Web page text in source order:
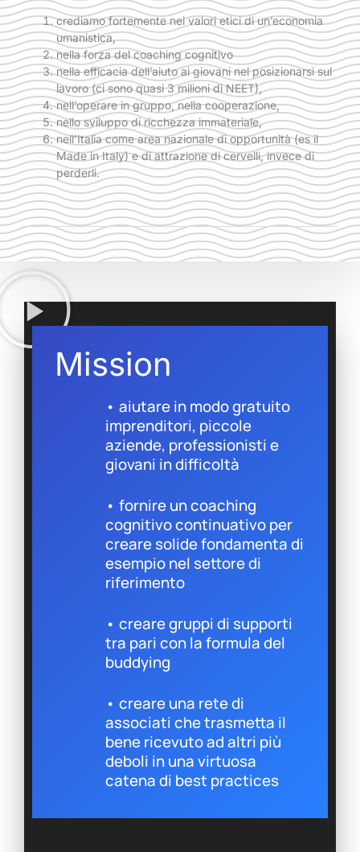
crediamo fortemente nei valori etici di un’economia
umanistica,
nella forza del coaching cognitivo
nella efficacia dell’aiuto ai giovani nel posizionarsi sul
lavoro (ci sono quasi 3 milioni di NEET),
nell’operare in gruppo, nella cooperazione,
nello sviluppo di ricchezza immateriale,
nell’Italia come area nazionale di opportunità (es il
Made in Italy) e di attrazione di cervelli, invece di
perderli.
Mission
• aiutare in modo gratuito
imprenditori, piccole
aziende, professionisti e
giovani in difficoltà
• fornire un coaching
cognitivo continuativo per
creare solide fondamenta di
esempio nel settore di
riferimento
• creare gruppi di supporti
tra pari con la formula del
buddying
• creare una rete di
associati che trasmetta il
bene ricevuto ad altri più
deboli in una virtuosa
catena di best practices